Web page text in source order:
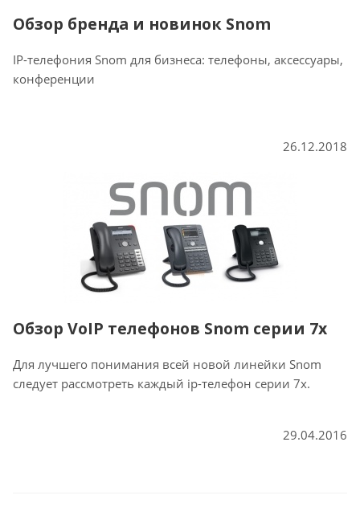
Обзор бренда и новинок Snom
IP-телефония Snom для бизнеса: телефоны, аксессуары,
конференции
26.12.2018
Обзор VoIP телефонов Snom серии 7x
Для лучшего понимания всей новой линейки Snom
следует рассмотреть каждый ip-телефон серии 7x.
29.04.2016